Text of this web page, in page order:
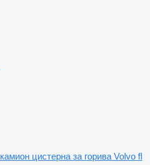
камион цистерна за горива Volvo fl